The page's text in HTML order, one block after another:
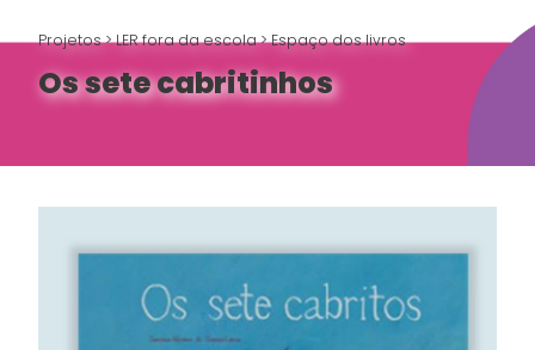
Projetos>LER fora da escola>Espaço dos livros
Os sete cabritinhos